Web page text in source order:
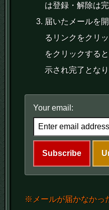
は登録・解除は
届いたメールを
るリンクをクリ
をクリックする
示され完了となり
Your email:
※メールが届かなかっ